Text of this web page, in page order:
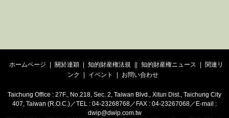
ホームページ 關於達穎 知的財産権法規 知的財産権ニュース
関連リ
ンク
イベント お問い合わせ
Taichung Office : 27F., No.218, Sec. 2, Taiwan Blvd., Xitun Dist., Taichung City
407, Taiwan (R.O.C.)／TEL : 04-23268768／FAX : 04-23267068／E-mail :
dwip@dwip.com.tw